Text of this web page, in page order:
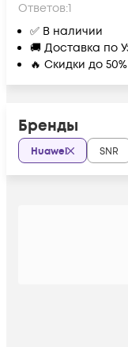
Ответов:1
✅ В наличии
🚚 Доставка по
🔥 Скидки до 50%
Бренды
Huawei SNR